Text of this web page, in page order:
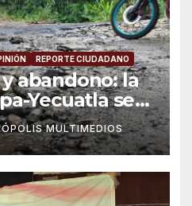
REPORTE CIUDADANO
abandono: la
Yecuatla se
riesgo diario
MULTIMEDIOS